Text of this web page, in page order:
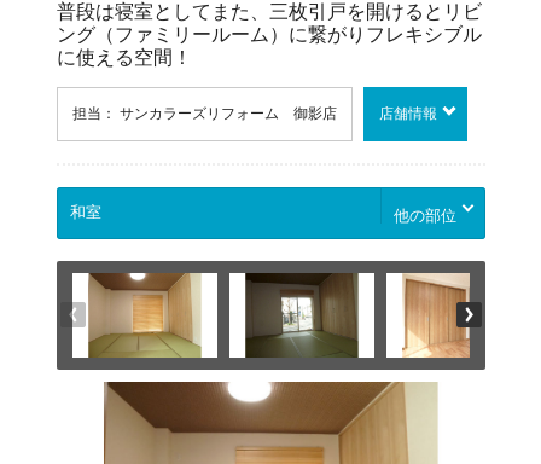
普段は寝室としてまた、三枚引戸を開けるとリビ
ング（ファミリールーム）に繋がりフレキシブル
に使える空間！
担当： サンカラーズリフォーム 御影店 店舗情報
他の部位